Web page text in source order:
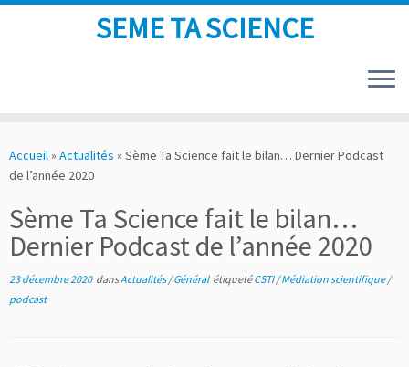
to
content
SEME TA SCIENCE
Accueil» Actualités » Sème Ta Science fait le bilan… Dernier Podcast
de l’année 2020
Sème Ta Science fait le bilan…
Dernier Podcast de l’année 2020
23 décembre 2020dansActualités/Général étiquetéCSTI/Médiation scientifique/
podcast